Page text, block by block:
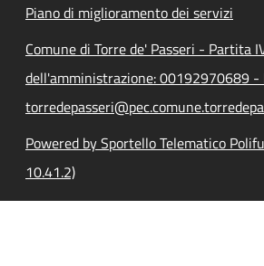
Piano di miglioramento dei servizi
Comune di Torre de' Passeri - Partita
dell'amministrazione: 00192970689 -
Powered by Sportello Telematico
10.41.2)